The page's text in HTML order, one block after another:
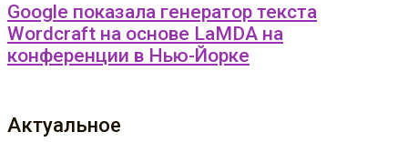
Google показала генератор текста
Wordcraft на основе LaMDA на
конференции в Нью-Йорке
Актуальное